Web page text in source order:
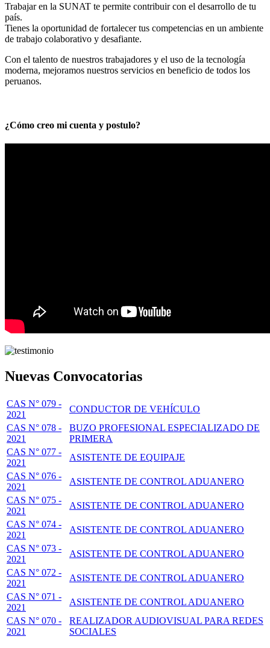
Trabajar en la SUNAT te permite contribuir con el desarrollo de tu
país.
Tienes la oportunidad de fortalecer tus competencias en un ambiente
de trabajo colaborativo y desafiante.
Con el talento de nuestros trabajadores y el uso de la tecnología
moderna, mejoramos nuestros servicios en beneficio de todos los
peruanos.
¿Cómo creo mi cuenta y postulo?
Nuevas Convocatorias
CAS N° 079 -
2021
CONDUCTOR DE VEHÍCULO
CAS N° 078 -
2021
BUZO PROFESIONAL ESPECIALIZADO DE
PRIMERA
CAS N° 077 -
2021
ASISTENTE DE EQUIPAJE
CAS N° 076 -
2021
ASISTENTE DE CONTROL ADUANERO
CAS N° 075 -
2021
ASISTENTE DE CONTROL ADUANERO
CAS N° 074 -
2021
ASISTENTE DE CONTROL ADUANERO
CAS N° 073 -
2021
ASISTENTE DE CONTROL ADUANERO
CAS N° 072 -
2021
ASISTENTE DE CONTROL ADUANERO
CAS N° 071 -
2021
ASISTENTE DE CONTROL ADUANERO
CAS N° 070 -
2021
REALIZADOR AUDIOVISUAL PARA REDES
SOCIALES